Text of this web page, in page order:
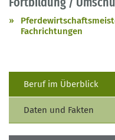
Fachrichtungen
Beruf im Überblick
Daten und Fakten